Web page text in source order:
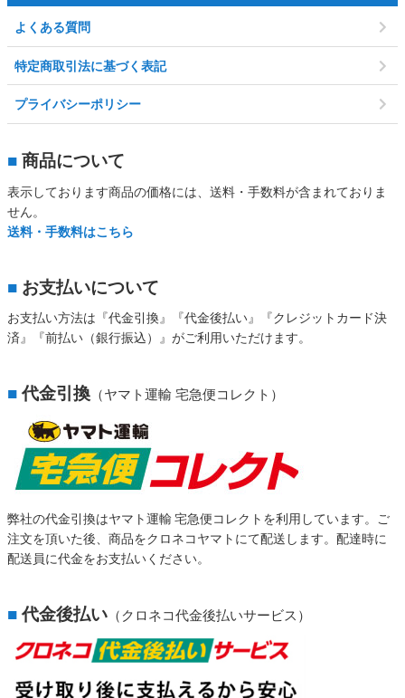
よくある質問
特定商取引法に基づく表記
プライバシーポリシー
■ 商品について
表示しております商品の価格には、送料・手数料が含まれておりま
せん。
送料・手数料はこちら
■ お支払いについて
お支払い方法は『代金引換』『代金後払い』『クレジットカード決
済』『前払い（銀行振込）』がご利用いただけます。
■代金引換 （ヤマト運輸 宅急便コレクト）
弊社の代金引換はヤマト運輸 宅急便コレクトを利用しています。ご
注文を頂いた後、商品をクロネコヤマトにて配送します。配達時に
配送員に代金をお支払いください。
■代金後払い （クロネコ代金後払いサービス）